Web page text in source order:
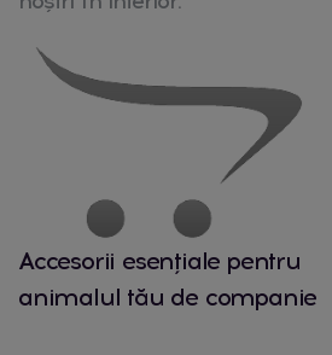
Accesorii esențiale pentru
animalul tău de companie